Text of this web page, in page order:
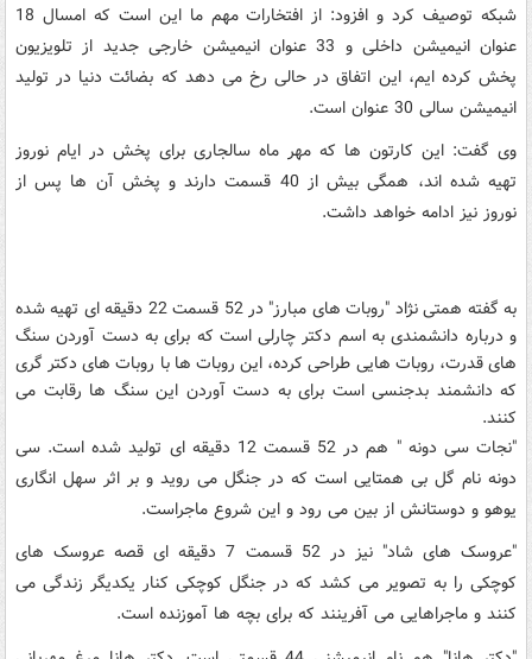
شبکه توصیف کرد و افزود: از افتخارات مهم ما این است که امسال 18
عنوان انیمیشن داخلی و 33 عنوان انیمیشن خارجی جدید از تلویزیون
پخش کرده ایم، این اتفاق در حالی رخ می دهد که بضائت دنیا در تولید
انیمیشن سالی 30 عنوان است.
وی گفت: این کارتون ها که مهر ماه سالجاری برای پخش در ایام نوروز
تهیه شده اند، همگی بیش از 40 قسمت دارند و پخش آن ها پس از
نوروز نیز ادامه خواهد داشت.
به گفته همتی نژاد "روبات های مبارز" در 52 قسمت 22 دقیقه ای تهیه شده
و درباره دانشمندی به اسم دکتر چارلی است که برای به دست آوردن سنگ
های قدرت، روبات هایی طراحی کرده، این روبات ها با روبات های دکتر گری
که دانشمند بدجنسی است برای به دست آوردن این سنگ ها رقابت می
کنند.
"نجات سی دونه " هم در 52 قسمت 12 دقیقه ای تولید شده است. سی
دونه نام گل بی همتایی است که در جنگل می روید و بر اثر سهل انگاری
یوهو و دوستانش از بین می رود و این شروع ماجراست.
"عروسک های شاد" نیز در 52 قسمت 7 دقیقه ای قصه عروسک های
کوچکی را به تصویر می کشد که در جنگل کوچکی کنار یکدیگر زندگی می
کنند و ماجراهایی می آفرینند که برای بچه ها آموزنده است.